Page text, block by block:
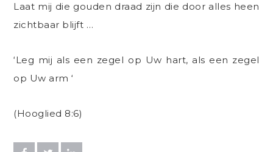
Laat mij die gouden draad zijn die door alles heen
zichtbaar blijft …
‘Leg mij als een zegel op Uw hart, als een zegel
op Uw arm ‘
(Hooglied 8:6)